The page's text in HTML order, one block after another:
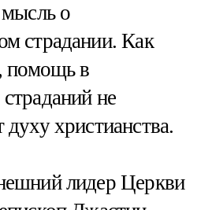
мысль о
страдании. Как
помощь в
не
духу христианства.
лидер Церкви